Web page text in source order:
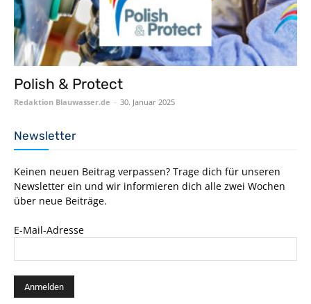
Polish & Protect
Redaktion Blauwasser.de - 30. Januar 2025
Newsletter
Keinen neuen Beitrag verpassen? Trage dich für unseren
Newsletter ein und wir informieren dich alle zwei Wochen
über neue Beiträge.
E-Mail-Adresse